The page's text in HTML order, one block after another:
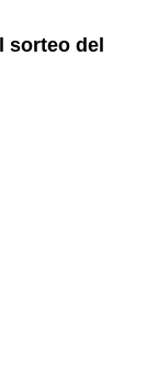
sorteo del